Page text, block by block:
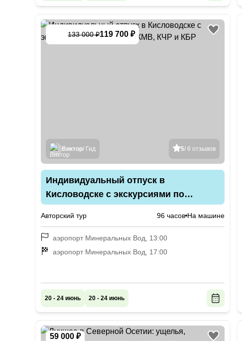
133 000 ₽119 700 ₽
5/ 6 отзывов
Виктор/ Гид
Индивидуальный отпуск в
Кисловодске с экскурсиями по
Авторский тур 96 часов На машине
аэропорт Минеральных Вод, 13:00
аэропорт Минеральных Вод, 17:00
20 - 24 июнь 20 - 24 июнь
59 000 ₽